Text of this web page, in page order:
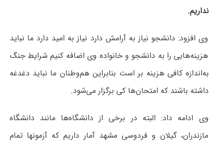
نداریم.
وی افزود: دانشجو نیاز به آرامش دارد نیاز به امید دارد ما نباید
هزینه‌هایی را به دانشجو و خانواده وی اضافه کنیم شرایط جنگ
به‌اندازه کافی هزینه بر است بنابراین هم‌وطنان ما نباید دغدغه
داشته باشند که امتحان‌ها کی برگزار می‌شود.
وی ادامه داد: البته در برخی از دانشگاه‌ها مانند دانشگاه
مازندران، گیلان و فردوسی مشهد آمار داریم که آزمونها تمام